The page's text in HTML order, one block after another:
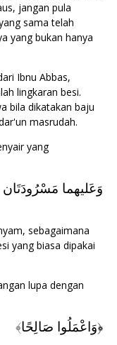
jangan pula
sama telah
yang bukan hanya
Ibnu Abbas,
lingkaran besi.
bila dikatakan baju
masrudah.
yang
وَعَليهما
sebagaimana
yang biasa dipakai
lupa dengan
﴿وَاعْمَلُوا صَالِحًا﴾